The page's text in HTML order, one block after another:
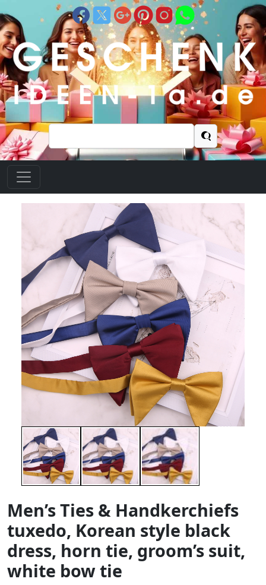
Suchen
nach:
Men’s Ties & Handkerchiefs
tuxedo, Korean style black
dress, horn tie, groom’s suit,
white bow tie